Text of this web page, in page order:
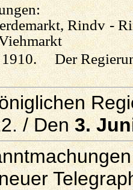
Rindv -
1910. Der
/ Den3.